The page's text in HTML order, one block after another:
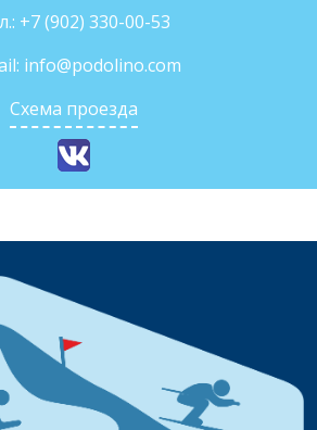
+7 (902) 330-00-53
info@podolino.com
Схема проезда